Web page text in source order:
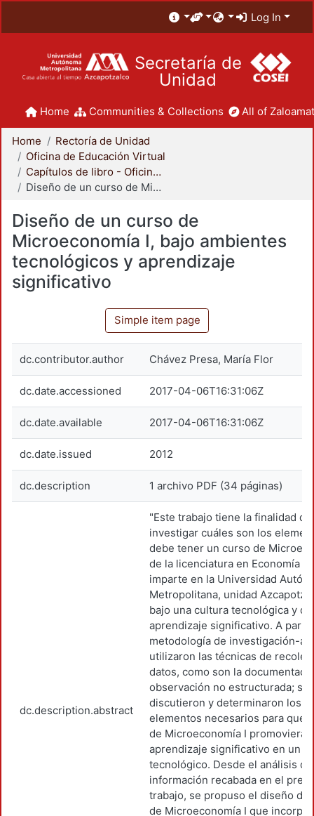
Log In
Secretaría de
Unidad
Home Communities & Collections All of
Home
Rectoría de Unidad
Oficina de Educación Virtual
Capítulos de libro - Oficina de Educación Virtual
Diseño de un curso de Microeconomía I, bajo ambientes tecnológicos y aprendizaje significativo
Diseño de un curso de
Microeconomía I, bajo ambientes
tecnológicos y aprendizaje
significativo
Simple item page
dc.contributor.author Chávez Presa, María Flor
dc.date.accessioned 2017-04-06T16:31:06Z
dc.date.available 2017-04-06T16:31:06Z
dc.date.issued 2012
dc.description 1 archivo PDF (34 páginas)
dc.description.abstract
"Este trabajo tiene la finalidad de
investigar cuáles son los
debe tener un curso de
de la licenciatura en Economía
imparte en la Universidad
Metropolitana, unidad
bajo una cultura tecnológica y de
aprendizaje significativo. A
metodología de investigación-
utilizaron las técnicas de
datos, como son la
observación no estructurada; se
discutieron y determinaron los
elementos necesarios para que
de Microeconomía I promoviera
aprendizaje significativo en un
tecnológico. Desde el análisis
información recabada en el
trabajo, se propuso el diseño
de Microeconomía I que